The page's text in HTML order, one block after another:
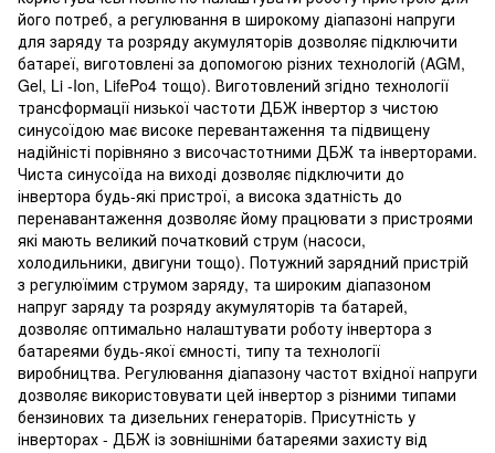
його потреб, а регулювання в широкому діапазоні напруги
для заряду та розряду акумуляторів дозволяє підключити
батареї, виготовлені за допомогою різних технологій (AGM,
Gel, Li -Ion, LifePo4 тощо). Виготовлений згідно технології
трансформації низької частоти ДБЖ інвертор з чистою
синусоїдою має високе перевантаження та підвищену
надійністі порівняно з височастотними ДБЖ та інверторами.
Чиста синусоїда на виході дозволяє підключити до
інвертора будь-які пристрої, а висока здатність до
перенавантаження дозволяє йому працювати з пристроями
які мають великий початковий струм (насоси,
холодильники, двигуни тощо). Потужний зарядний пристрій
з регулюїмим струмом заряду, та широким діапазоном
напруг заряду та розряду акумуляторів та батарей,
дозволяє оптимально налаштувати роботу інвертора з
батареями будь-якої ємності, типу та технології
виробництва. Регулювання діапазону частот вхідної напруги
дозволяє використовувати цей інвертор з різними типами
бензинових та дизельних генераторів. Присутність у
інверторах - ДБЖ із зовнішніми батареями захисту від